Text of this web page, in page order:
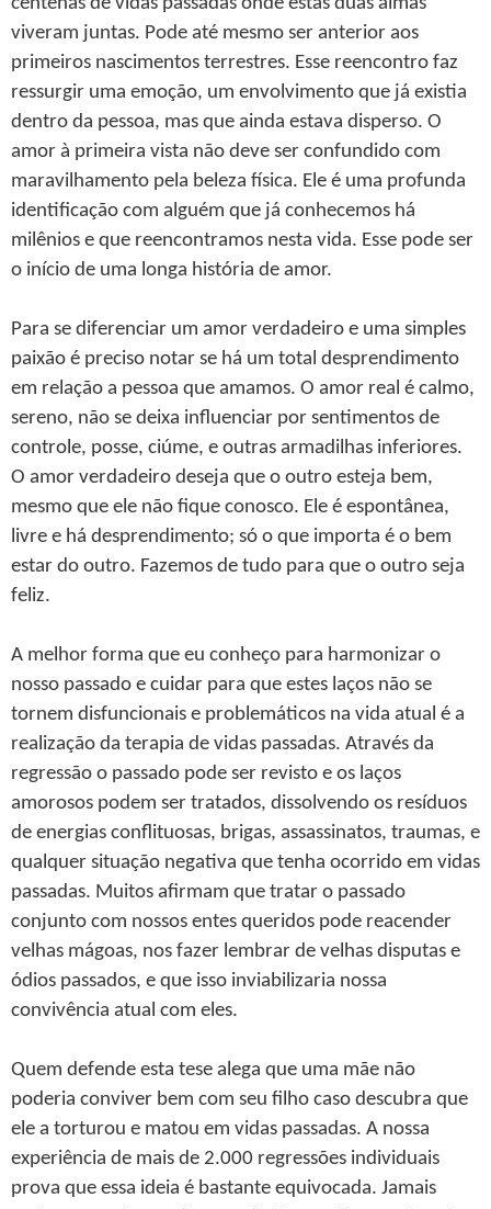
centenas de vidas passadas onde estas duas almas
viveram juntas. Pode até mesmo ser anterior aos
primeiros nascimentos terrestres. Esse reencontro faz
ressurgir uma emoção, um envolvimento que já existia
dentro da pessoa, mas que ainda estava disperso. O
amor à primeira vista não deve ser confundido com
maravilhamento pela beleza física. Ele é uma profunda
identificação com alguém que já conhecemos há
milênios e que reencontramos nesta vida. Esse pode ser
o início de uma longa história de amor.
Para se diferenciar um amor verdadeiro e uma simples
paixão é preciso notar se há um total desprendimento
em relação a pessoa que amamos. O amor real é calmo,
sereno, não se deixa influenciar por sentimentos de
controle, posse, ciúme, e outras armadilhas inferiores.
O amor verdadeiro deseja que o outro esteja bem,
mesmo que ele não fique conosco. Ele é espontânea,
livre e há desprendimento; só o que importa é o bem
estar do outro. Fazemos de tudo para que o outro seja
feliz.
A melhor forma que eu conheço para harmonizar o
nosso passado e cuidar para que estes laços não se
tornem disfuncionais e problemáticos na vida atual é a
realização da terapia de vidas passadas. Através da
regressão o passado pode ser revisto e os laços
amorosos podem ser tratados, dissolvendo os resíduos
de energias conflituosas, brigas, assassinatos, traumas, e
qualquer situação negativa que tenha ocorrido em vidas
passadas. Muitos afirmam que tratar o passado
conjunto com nossos entes queridos pode reacender
velhas mágoas, nos fazer lembrar de velhas disputas e
ódios passados, e que isso inviabilizaria nossa
convivência atual com eles.
Quem defende esta tese alega que uma mãe não
poderia conviver bem com seu filho caso descubra que
ele a torturou e matou em vidas passadas. A nossa
experiência de mais de 2.000 regressões individuais
prova que essa ideia é bastante equivocada. Jamais